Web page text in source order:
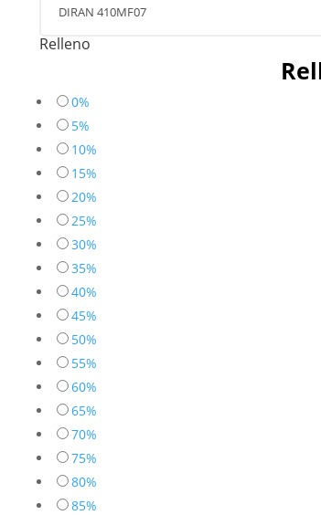
Relleno
0%
5%
10%
15%
20%
25%
30%
35%
40%
45%
50%
55%
60%
65%
70%
75%
80%
85%